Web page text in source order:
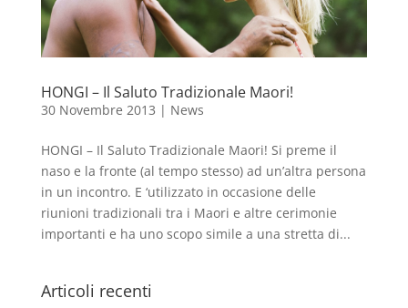
HONGI – Il Saluto Tradizionale Maori!
30 Novembre 2013 | News
HONGI – Il Saluto Tradizionale Maori! Si preme il
naso e la fronte (al tempo stesso) ad un’altra persona
in un incontro. E ‘utilizzato in occasione delle
riunioni tradizionali tra i Maori e altre cerimonie
importanti e ha uno scopo simile a una stretta di...
Articoli recenti